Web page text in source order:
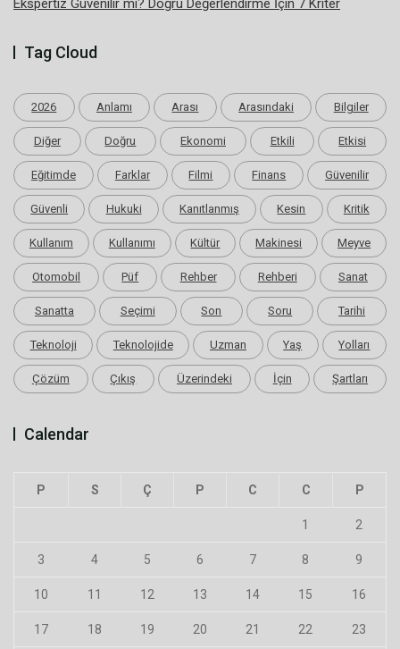
Ekspertiz Güvenilir mi? Doğru Değerlendirme İçin 7 Kriter
Tag Cloud
2026 Anlamı Arası Arasındaki Bilgiler
Diğer Doğru Ekonomi Etkili Etkisi
Eğitimde Farklar Filmi Finans Güvenilir
Güvenli Hukuki Kanıtlanmış Kesin Kritik
Kullanım Kullanımı Kültür Makinesi Meyve
Otomobil Püf Rehber Rehberi Sanat
Sanatta Seçimi Son Soru Tarihi
Teknoloji Teknolojide Uzman Yaş Yolları
Çözüm Çıkış Üzerindeki İçin Şartları
Calendar
P S Ç P C C P
1 2
3 4 5 6 7 8 9
10 11 12 13 14 15 16
17 18 19 20 21 22 23